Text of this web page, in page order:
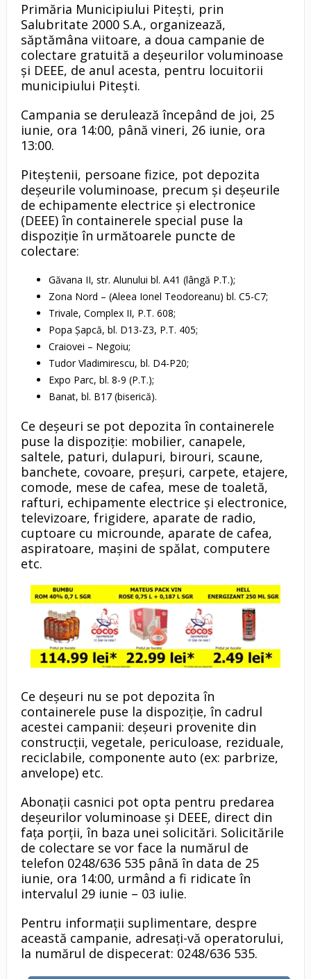
​Primăria Municipiului Pitești, prin
Salubritate 2000 S.A., organizează,
săptămâna viitoare, a doua campanie de
colectare gratuită a deșeurilor voluminoase
și DEEE, de anul acesta, pentru locuitorii
municipiului Pitești.
​Campania se derulează începând de joi, 25
iunie, ora 14:00, până vineri, 26 iunie, ora
13:00.
​Piteștenii, persoane fizice, pot depozita
deșeurile voluminoase, precum și deșeurile
de echipamente electrice și electronice
(DEEE) în containerele special puse la
dispoziție în următoarele puncte de
colectare:
Găvana II, str. Alunului bl. A41 (lângă P.T.);
Zona Nord – (Aleea Ionel Teodoreanu) bl. C5-C7;
Trivale, Complex II, P.T. 608;
Popa Șapcă, bl. D13-Z3, P.T. 405;
Craiovei – Negoiu;
Tudor Vladimirescu, bl. D4-P20;
Expo Parc, bl. 8-9 (P.T.);
Banat, bl. B17 (biserică).
​Ce deșeuri se pot depozita în containerele
puse la dispoziție: mobilier, canapele,
saltele, paturi, dulapuri, birouri, scaune,
banchete, covoare, preșuri, carpete, etajere,
comode, mese de cafea, mese de toaletă,
rafturi, echipamente electrice și electronice,
televizoare, frigidere, aparate de radio,
cuptoare cu microunde, aparate de cafea,
aspiratoare, mașini de spălat, computere
etc.
Ce deșeuri nu se pot depozita în
containerele puse la dispoziție, în cadrul
acestei campanii: deșeuri provenite din
construcții, vegetale, periculoase, reziduale,
reciclabile, componente auto (ex: parbrize,
anvelope) etc.
​Abonații casnici pot opta pentru predarea
deșeurilor voluminoase și DEEE, direct din
fața porții, în baza unei solicitări. Solicitările
de colectare se vor face la numărul de
telefon 0248/636 535 până în data de 25
iunie, ora 14:00, urmând a fi ridicate în
intervalul 29 iunie – 03 iulie.
​Pentru informații suplimentare, despre
această campanie, adresați-vă operatorului,
la numărul de dispecerat: 0248/636 535.